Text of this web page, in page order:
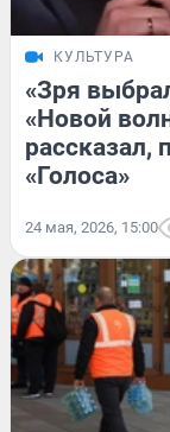
КУЛЬТУРА
«Зря
«Новой
рассказал,
«Голоса»
24 мая, 2026, 15:00